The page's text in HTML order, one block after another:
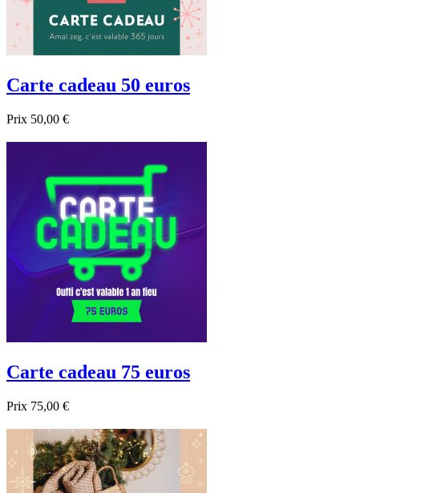
Carte cadeau 50 euros
Prix 50,00 €
Carte cadeau 75 euros
Prix 75,00 €
Aperçu rapide